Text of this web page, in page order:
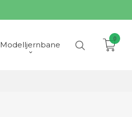
Modelljernbane
0